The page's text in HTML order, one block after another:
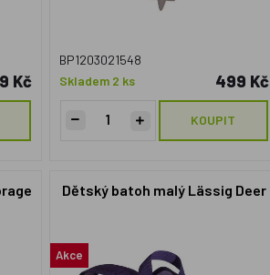
Kč
BP1203021548
Skladem 2 ks
499 Kč
KOUPIT
Dětský batoh malý Lässig Deer
Akce